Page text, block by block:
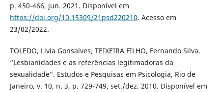
p. 450-466, jun. 2021. Disponível em
https://doi.org/10.15309/21psd220210. Acesso em
23/02/2022.
TOLEDO, Livia Gonsalves; TEIXEIRA FILHO, Fernando Silva.
“Lesbianidades e as referências legitimadoras da
sexualidade”. Estudos e Pesquisas em Psicologia, Rio de
Janeiro, v. 10, n. 3, p. 729-749, set./dez. 2010. Disponível em